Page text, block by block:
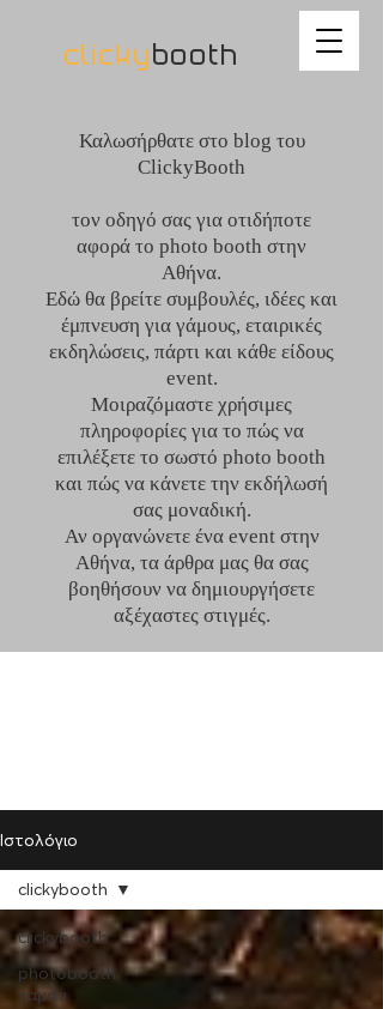
clickybooth
Καλωσήρθατε στο blog του
ClickyBooth
τον οδηγό σας για οτιδήποτε
αφορά το photo booth στην
Αθήνα.
Εδώ θα βρείτε συμβουλές, ιδέες και
έμπνευση για γάμους, εταιρικές
εκδηλώσεις, πάρτι και κάθε είδους
event.
Μοιραζόμαστε χρήσιμες
πληροφορίες για το πώς να
επιλέξετε το σωστό photo booth
και πώς να κάνετε την εκδήλωσή
σας μοναδική.
Αν οργανώνετε ένα event στην
Αθήνα, τα άρθρα μας θα σας
βοηθήσουν να δημιουργήσετε
αξέχαστες στιγμές.
Ιστολόγιο
clickybooth
photobooth
γαμου
clickybooth